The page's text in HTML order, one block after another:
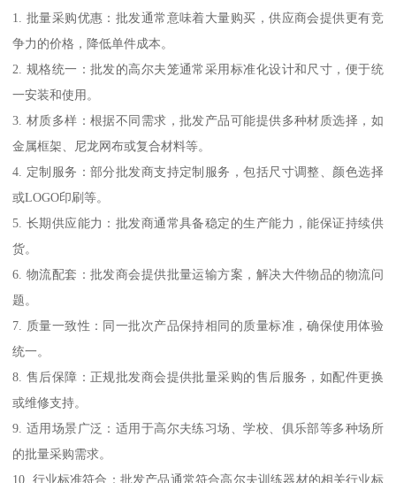
1. 批量采购优惠：批发通常意味着大量购买，供应商会提供更有竞
争力的价格，降低单件成本。
2. 规格统一：批发的高尔夫笼通常采用标准化设计和尺寸，便于统
一安装和使用。
3. 材质多样：根据不同需求，批发产品可能提供多种材质选择，如
金属框架、尼龙网布或复合材料等。
4. 定制服务：部分批发商支持定制服务，包括尺寸调整、颜色选择
或LOGO印刷等。
5. 长期供应能力：批发商通常具备稳定的生产能力，能保证持续供
货。
6. 物流配套：批发商会提供批量运输方案，解决大件物品的物流问
题。
7. 质量一致性：同一批次产品保持相同的质量标准，确保使用体验
统一。
8. 售后保障：正规批发商会提供批量采购的售后服务，如配件更换
或维修支持。
9. 适用场景广泛：适用于高尔夫练习场、学校、俱乐部等多种场所
的批量采购需求。
10. 行业标准符合：批发产品通常符合高尔夫训练器材的相关行业标